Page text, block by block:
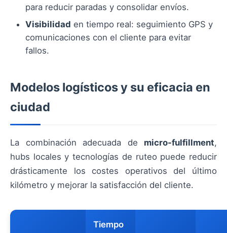
para reducir paradas y consolidar envíos.
Visibilidad en tiempo real: seguimiento GPS y
comunicaciones con el cliente para evitar
fallos.
Modelos logísticos y su eficacia en
ciudad
La combinación adecuada de micro-fulfillment,
hubs locales y tecnologías de ruteo puede reducir
drásticamente los costes operativos del último
kilómetro y mejorar la satisfacción del cliente.
Tiempo